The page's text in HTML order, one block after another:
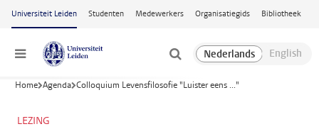
Ga naar hoofdinhoud
Universiteit Leiden Studenten Medewerkers Organisatiegids Bibliotheek
Menu
Home Agenda Colloquium Levensfilosofie "Luister eens ..."
LEZING